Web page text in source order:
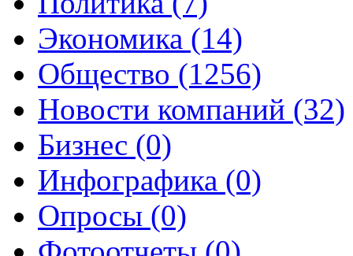
Экономика (14)
Общество (1256)
Новости компаний (32)
Бизнес (0)
Инфографика (0)
Опросы (0)